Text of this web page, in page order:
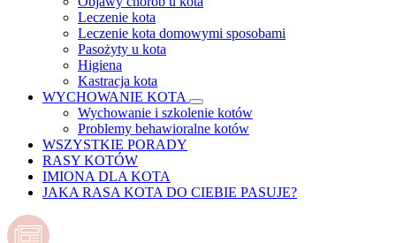
Leczenie kota
Leczenie kota domowymi sposobami
Pasożyty u kota
Higiena
Kastracja kota
WYCHOWANIE KOTA
Wychowanie i szkolenie kotów
Problemy behawioralne kotów
WSZYSTKIE PORADY
RASY KOTÓW
IMIONA DLA KOTA
JAKA RASA KOTA DO CIEBIE PASUJE?